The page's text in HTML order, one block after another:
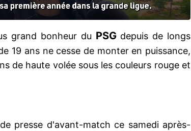
grand bonheur du PSGdepuis de longs
19 ans ne cesse de monter en puissance,
de haute volée sous les couleurs rouge et
presse d'avant-match ce samedi après-